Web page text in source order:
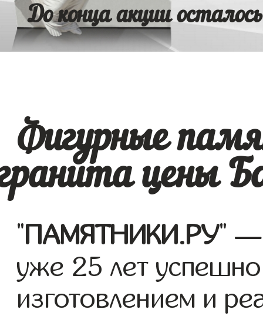
До конца акции
Фигурные
цены
"ПАМЯТНИКИ.РУ" —
уже 25 лет
изготовлением и